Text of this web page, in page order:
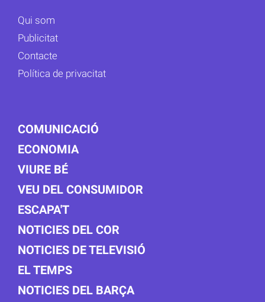
Qui som
Publicitat
Contacte
Política de privacitat
COMUNICACIÓ
ECONOMIA
VIURE BÉ
VEU DEL CONSUMIDOR
ESCAPA'T
NOTICIES DEL COR
NOTICIES DE TELEVISIÓ
EL TEMPS
NOTICIES DEL BARÇA